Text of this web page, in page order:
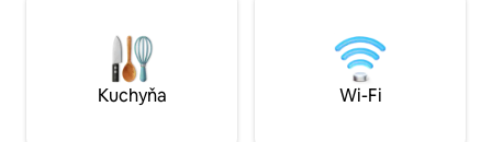
horách. Turistická klasifikácia:
Osvedčenie č. 46287 vydané
Ministerstvom podnikania a cestovného
ohni. Vonkajšia
ohrievanou
Kuchyňa je
Kuchyňa Wi-Fi